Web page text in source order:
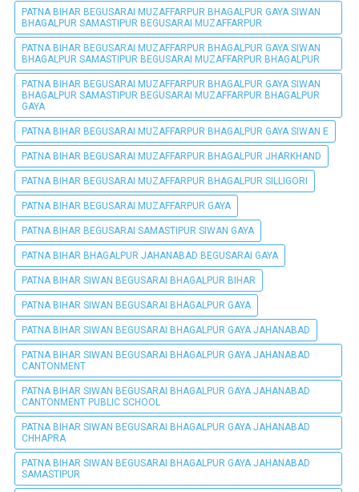
PATNA BIHAR BEGUSARAI MUZAFFARPUR BHAGALPUR GAYA SIWAN
BHAGALPUR SAMASTIPUR BEGUSARAI MUZAFFARPUR
PATNA BIHAR BEGUSARAI MUZAFFARPUR BHAGALPUR GAYA SIWAN
BHAGALPUR SAMASTIPUR BEGUSARAI MUZAFFARPUR BHAGALPUR
PATNA BIHAR BEGUSARAI MUZAFFARPUR BHAGALPUR GAYA SIWAN
BHAGALPUR SAMASTIPUR BEGUSARAI MUZAFFARPUR BHAGALPUR
GAYA
PATNA BIHAR BEGUSARAI MUZAFFARPUR BHAGALPUR GAYA SIWAN E
PATNA BIHAR BEGUSARAI MUZAFFARPUR BHAGALPUR JHARKHAND
PATNA BIHAR BEGUSARAI MUZAFFARPUR BHAGALPUR SILLIGORI
PATNA BIHAR BEGUSARAI MUZAFFARPUR GAYA
PATNA BIHAR BEGUSARAI SAMASTIPUR SIWAN GAYA
PATNA BIHAR BHAGALPUR JAHANABAD BEGUSARAI GAYA
PATNA BIHAR SIWAN BEGUSARAI BHAGALPUR BIHAR
PATNA BIHAR SIWAN BEGUSARAI BHAGALPUR GAYA
PATNA BIHAR SIWAN BEGUSARAI BHAGALPUR GAYA JAHANABAD
PATNA BIHAR SIWAN BEGUSARAI BHAGALPUR GAYA JAHANABAD
CANTONMENT
PATNA BIHAR SIWAN BEGUSARAI BHAGALPUR GAYA JAHANABAD
CANTONMENT PUBLIC SCHOOL
PATNA BIHAR SIWAN BEGUSARAI BHAGALPUR GAYA JAHANABAD
CHHAPRA
PATNA BIHAR SIWAN BEGUSARAI BHAGALPUR GAYA JAHANABAD
SAMASTIPUR